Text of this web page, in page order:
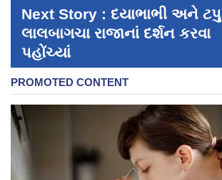
Next Story : દયાભાભી અને ટપુ
લાલબાગચા રાજાનાં દર્શન કરવા
પહોંચ્યાં